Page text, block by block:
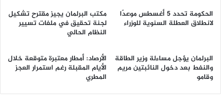
الحكومة تحدد 5 أغسطس موعدًا
لانطلاق العطلة السنوية للوزراء
مكتب البرلمان يجيز مقترح تشكيل
لجنة تحقيق في ملفات تسيير
النظام الحالي
البرلمان يؤجل مساءلة وزير الطاقة
والنفط بعد دخول النائبتين مريم
وقامو
الأرصاد: أمطار معتبرة متوقعة خلال
الأيام المقبلة رغم استمرار العجز
المطري